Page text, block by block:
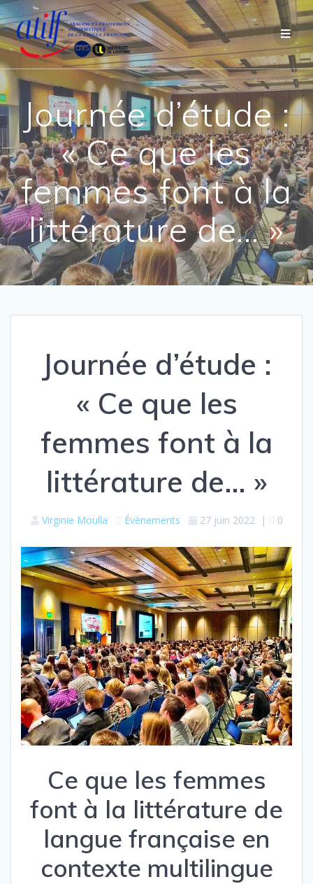
Passer
au
contenu
Journée d’étude :
« Ce que les
femmes font à la
littérature de… »
Journée d’étude :
« Ce que les
femmes font à la
littérature de… »
Virginie Moulla Évènements 27 juin 2022| 0
Ce que les femmes
font à la littérature de
langue française en
contexte multilingue